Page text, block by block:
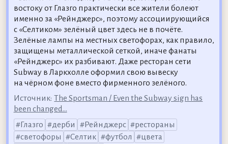
востоку от Глазго практически все жители болеют
именно за «Рейнджерс», поэтому ассоциирующийся
с «Селтиком» зелёный цвет здесь не в почёте.
Зелёные лампы на местных светофорах, как правило,
защищены металлической сеткой, иначе фанаты
«Рейнджерс» их разбивают. Даже ресторан сети
Subway в Ларкхолле оформил свою вывеску
на чёрном фоне вместо фирменного зелёного.
Источник: The Sportsman / Even the Subway sign has
been changed...
Глазго
дерби Рейнджерс
рестораны
светофоры
Селтик футбол
цвета